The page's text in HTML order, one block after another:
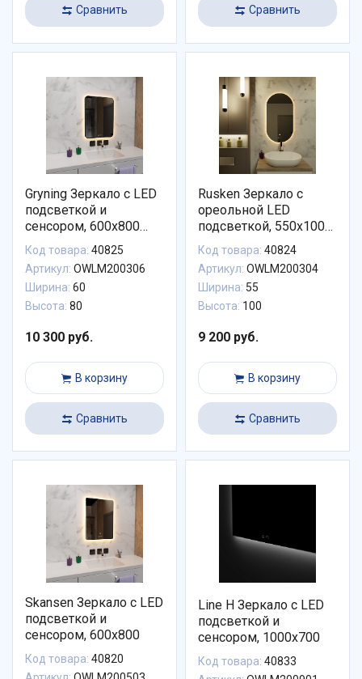
Сравнить Сравнить
Gryning Зеркало с LED
подсветкой и
сенсором, 600х800
черный контур
Код товара: 40825
Артикул: OWLM200306
Ширина: 60
Высота: 80
10 300 руб.
В корзину
Сравнить
Rusken Зеркало с
ореольной LED
подсветкой, 550х1000
УНИВЕРСАЛЬНАЯ
ПОДСВЕТКА
Код товара: 40824
Артикул: OWLM200304
Ширина: 55
Высота: 100
9 200 руб.
В корзину
Сравнить
Skansen Зеркало с LED
подсветкой и
сенсором, 600х800
Код товара: 40820
Line Н Зеркало с LED
подсветкой и
сенсором, 1000х700
Код товара: 40833